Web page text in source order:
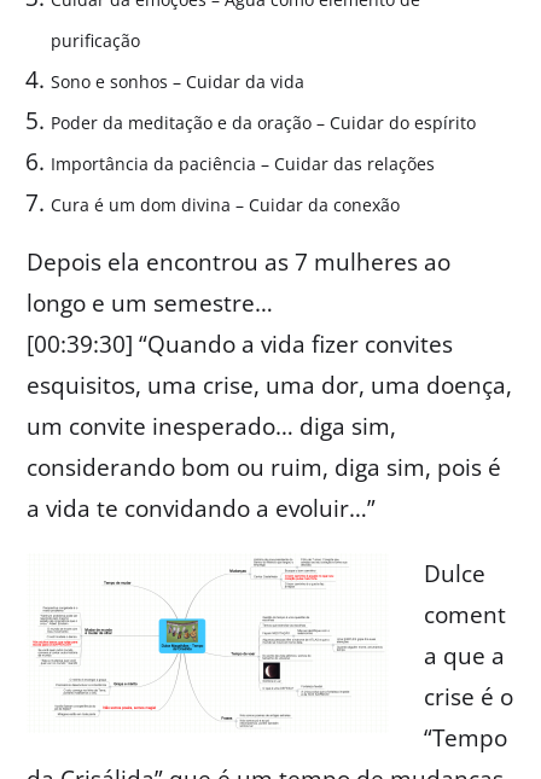
purificação
Sono e sonhos – Cuidar da vida
Poder da meditação e da oração – Cuidar do espírito
Importância da paciência – Cuidar das relações
Cura é um dom divina – Cuidar da conexão
Depois ela encontrou as 7 mulheres ao
longo e um semestre…
[00:39:30] “Quando a vida fizer convites
esquisitos, uma crise, uma dor, uma doença,
um convite inesperado… diga sim,
considerando bom ou ruim, diga sim, pois é
a vida te convidando a evoluir…”
Dulce
coment
a que a
crise é o
“Tempo